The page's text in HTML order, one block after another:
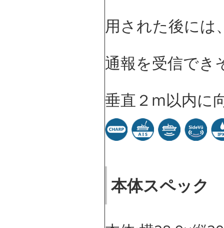
用された後には
通報を受信で
垂直２m以内に
本体スペック